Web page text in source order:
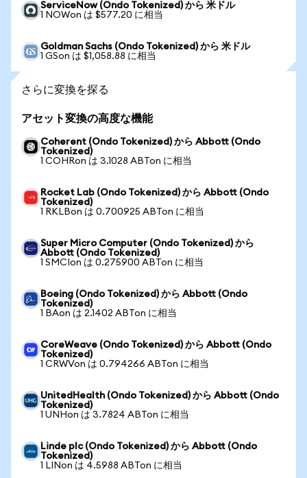
ServiceNow (Ondo Tokenized) から 米ドル
1 NOWon は $577.20 に相当
Goldman Sachs (Ondo Tokenized) から 米ドル
1 GSon は $1,058.88 に相当
さらに変換を探る
アセット変換の高度な機能
Coherent (Ondo Tokenized) から Abbott (Ondo
Tokenized)
1 COHRon は 3.1028 ABTon に相当
Rocket Lab (Ondo Tokenized) から Abbott (Ondo
Tokenized)
1 RKLBon は 0.700925 ABTon に相当
Super Micro Computer (Ondo Tokenized) から
Abbott (Ondo Tokenized)
1 SMCIon は 0.275900 ABTon に相当
Boeing (Ondo Tokenized) から Abbott (Ondo
Tokenized)
1 BAon は 2.1402 ABTon に相当
CoreWeave (Ondo Tokenized) から Abbott (Ondo
Tokenized)
1 CRWVon は 0.794266 ABTon に相当
UnitedHealth (Ondo Tokenized) から Abbott (Ondo
Tokenized)
1 UNHon は 3.7824 ABTon に相当
Linde plc (Ondo Tokenized) から Abbott (Ondo
Tokenized)
1 LINon は 4.5988 ABTon に相当